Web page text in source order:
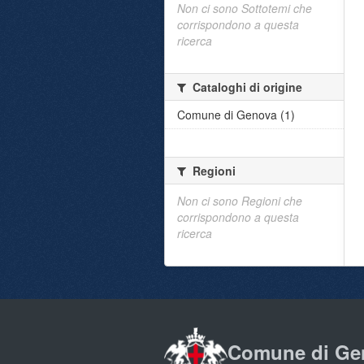
Non ci sono Sottotemi che
corrispondono a questa
ricerca
Cataloghi di origine
Comune di Genova (1)
Regioni
Non ci sono Regioni che
corrispondono a questa
ricerca
Comune di